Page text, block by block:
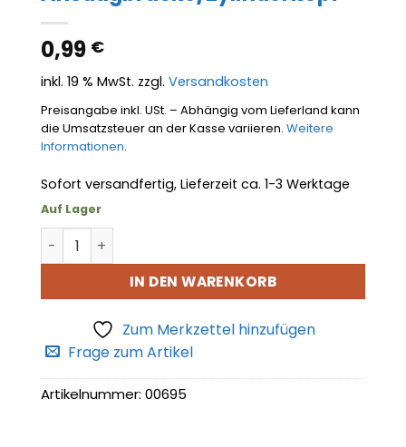
0,99 €
inkl. 19 % MwSt. zzgl. Versandkosten
Preisangabe inkl. USt. – Abhängig vom Lieferland kann
die Umsatzsteuer an der Kasse variieren. Weitere
Informationen.
Sofort versandfertig, Lieferzeit ca. 1-3 Werktage
Auf Lager
Dichtung Ansaugbrücke/Zylinderkopf Menge
IN DEN WARENKORB
Zum Merkzettel hinzufügen
Frage zum Artikel
Artikelnummer: 00695